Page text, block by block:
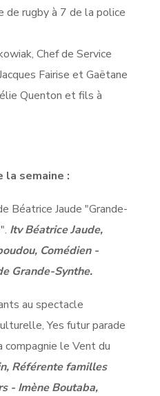
de rugby à 7 de la police
Chef de Service
Fairise et Gaëtane
Quenton et fils à
la semaine :
Béatrice Jaude "Grande-
Itv Béatrice Jaude,
Comédien -
Grande-Synthe.
au spectacle
Yes futur parade
le Vent du
Référente familles
- Imène Boutaba,